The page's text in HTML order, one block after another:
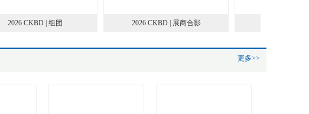
2026 CKBD | 组团 2026 CKBD | 展商合影
更多>>